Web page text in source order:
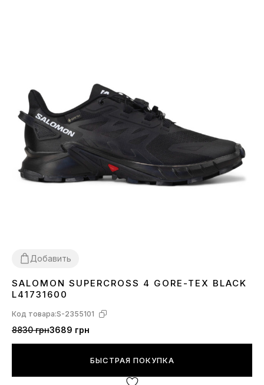
Добавить
414243 44 45 46
SALOMON SUPERCROSS 4 GORE-TEX BLACK
L41731600
Код товара:S-2355101
8830 грн3689 грн
БЫСТРАЯ ПОКУПКА